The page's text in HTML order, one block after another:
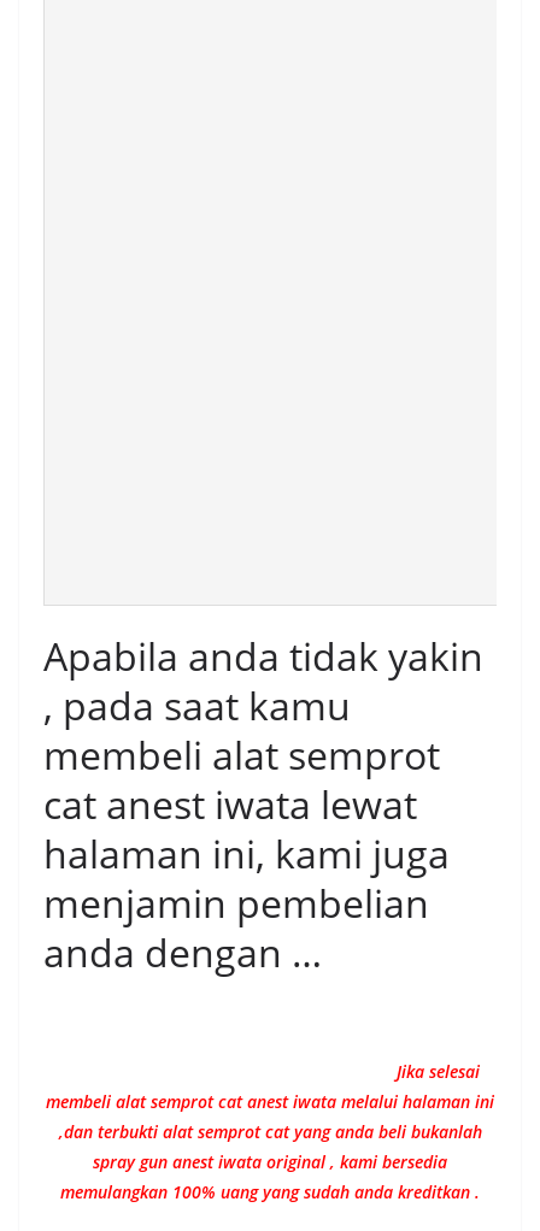
Apabila anda tidak yakin
, pada saat kamu
membeli alat semprot
cat anest iwata lewat
halaman ini, kami juga
menjamin pembelian
anda dengan …
Jika selesai
membeli alat semprot cat anest iwata melalui halaman ini
,dan terbukti alat semprot cat yang anda beli bukanlah
spray gun anest iwata original , kami bersedia
memulangkan 100% uang yang sudah anda kreditkan .